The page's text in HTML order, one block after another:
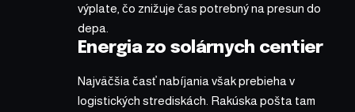
výplate, čo znižuje čas potrebný na presun do
depa.
Energia zo solárnych centier
Najväčšia časť nabíjania však prebieha v
logistických strediskách. Rakúska pošta tam